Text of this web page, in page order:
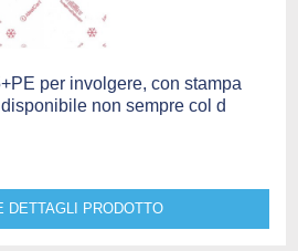
per involgere, con stampa
non sempre col d
DETTAGLI PRODOTTO